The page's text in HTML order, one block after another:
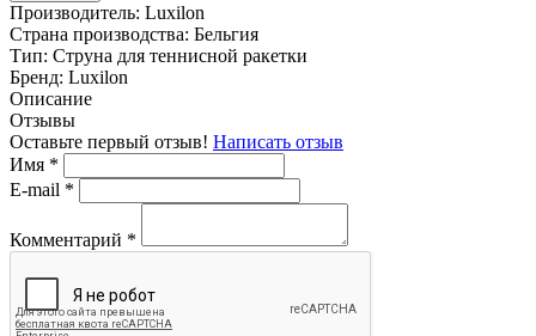
Производитель: Luxilon
Страна производства: Бельгия
Тип: Струна для теннисной ракетки
Бренд: Luxilon
Описание
Отзывы
Оставьте первый отзыв! Написать отзыв
Имя *
E-mail *
Комментарий *